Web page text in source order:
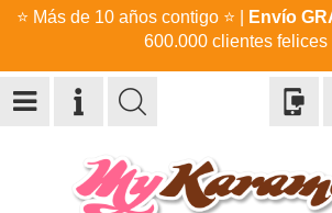
⭐ Más de 10 años contigo ⭐ Envío
600.000 clientes felices